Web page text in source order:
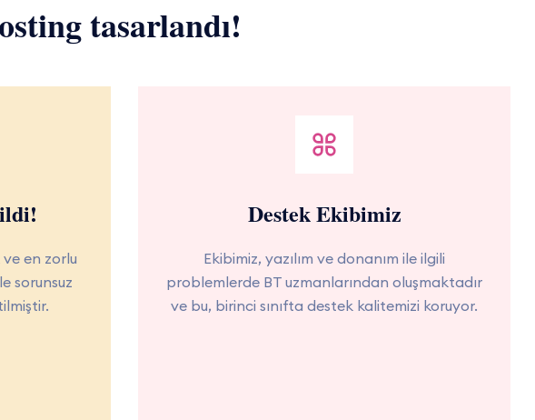
tasarlandı!
ve en zorlu
sorunsuz
Destek Ekibimiz
Ekibimiz, yazılım ve donanım ile ilgili
problemlerde BT uzmanlarından oluşmaktadır
ve bu, birinci sınıfta destek kalitemizi koruyor.